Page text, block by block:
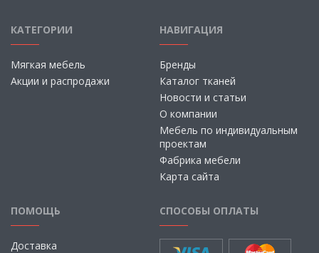
КАТЕГОРИИ
Мягкая мебель
Акции и распродажи
НАВИГАЦИЯ
Бренды
Каталог тканей
Новости и статьи
О компании
Мебель по индивидуальным
проектам
Фабрика мебели
Карта сайта
ПОМОЩЬ
Доставка
СПОСОБЫ ОПЛАТЫ